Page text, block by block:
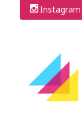
Instagram